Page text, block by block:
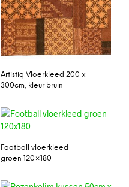
Artistiq Vloerkleed 200 x
300cm, kleur bruin
Football vloerkleed
groen 120×180